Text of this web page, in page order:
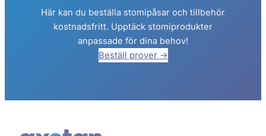
Här kan du beställa stomipåsar och tillbehör
kostnadsfritt. Upptäck stomiprodukter
anpassade för dina behov!
Beställ prover →